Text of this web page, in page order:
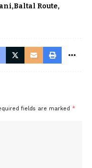
Baltal Route
fields are marked *